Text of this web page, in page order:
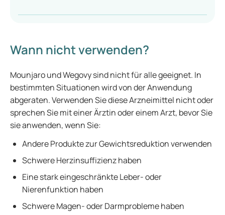
Wann nicht verwenden?
Mounjaro und Wegovy sind nicht für alle geeignet. In
bestimmten Situationen wird von der Anwendung
abgeraten. Verwenden Sie diese Arzneimittel nicht oder
sprechen Sie mit einer Ärztin oder einem Arzt, bevor Sie
sie anwenden, wenn Sie:
Andere Produkte zur Gewichtsreduktion verwenden
Schwere Herzinsuffizienz haben
Eine stark eingeschränkte Leber- oder
Nierenfunktion haben
Schwere Magen- oder Darmprobleme haben